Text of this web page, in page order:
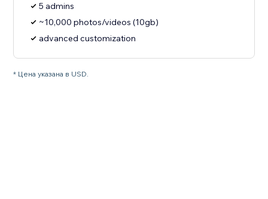
5 admins
~10,000 photos/videos (10gb)
advanced customization
* Цена указана в USD.